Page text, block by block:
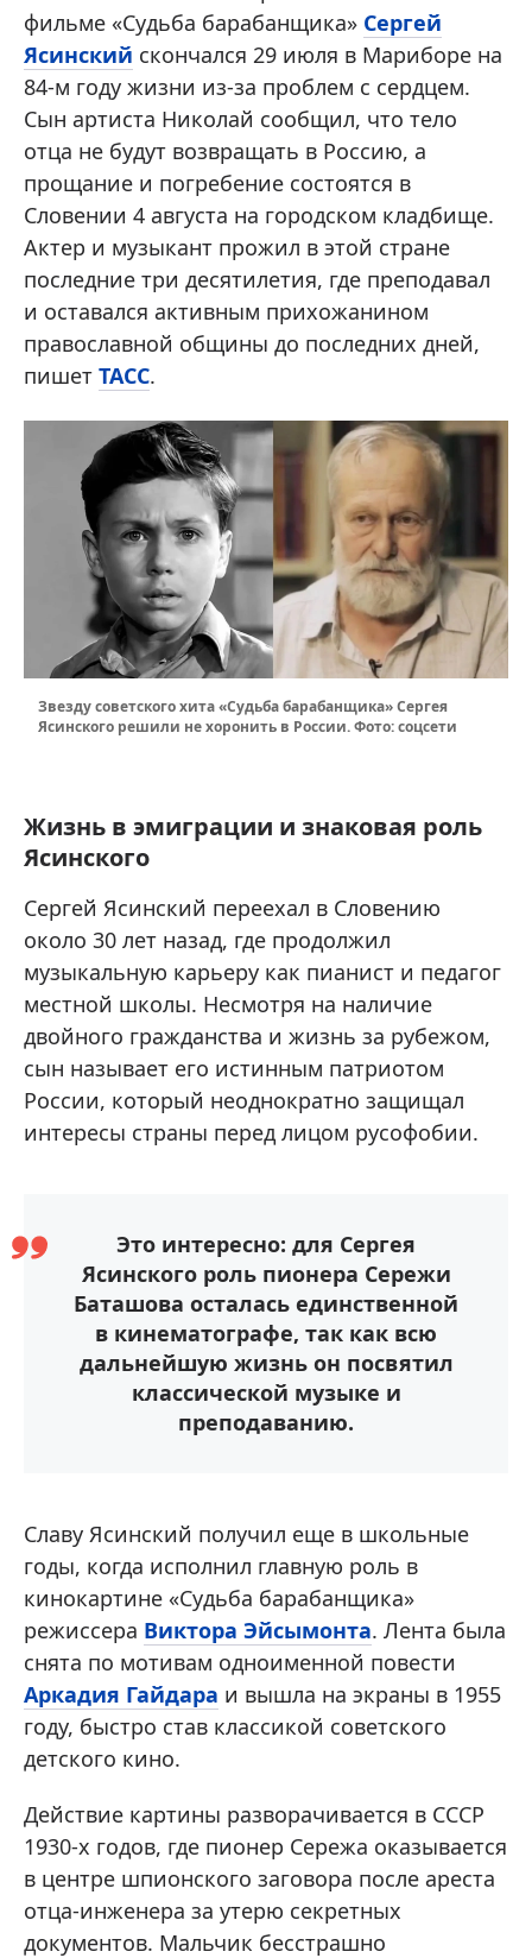
фильме «Судьба барабанщика» Сергей
Ясинский скончался 29 июля в Мариборе на
84-м году жизни из-за проблем с сердцем.
Сын артиста Николай сообщил, что тело
отца не будут возвращать в Россию, а
прощание и погребение состоятся в
Словении 4 августа на городском кладбище.
Актер и музыкант прожил в этой стране
последние три десятилетия, где преподавал
и оставался активным прихожанином
православной общины до последних дней,
пишет ТАСС.
Звезду советского хита «Судьба барабанщика» Сергея
Ясинского решили не хоронить в России. Фото: соцсети
Жизнь в эмиграции и знаковая роль
Ясинского
Сергей Ясинский переехал в Словению
около 30 лет назад, где продолжил
музыкальную карьеру как пианист и педагог
местной школы. Несмотря на наличие
двойного гражданства и жизнь за рубежом,
сын называет его истинным патриотом
России, который неоднократно защищал
интересы страны перед лицом русофобии.
Это интересно: для Сергея
Ясинского роль пионера Сережи
Баташова осталась единственной
в кинематографе, так как всю
дальнейшую жизнь он посвятил
классической музыке и
преподаванию.
Славу Ясинский получил еще в школьные
годы, когда исполнил главную роль в
кинокартине «Судьба барабанщика»
режиссера Виктора Эйсымонта. Лента была
снята по мотивам одноименной повести
Аркадия Гайдара и вышла на экраны в 1955
году, быстро став классикой советского
детского кино.
Действие картины разворачивается в СССР
1930-х годов, где пионер Сережа оказывается
в центре шпионского заговора после ареста
отца-инженера за утерю секретных
документов. Мальчик бесстрашно